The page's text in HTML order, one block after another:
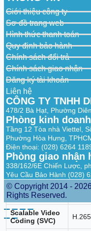
Sub-Stream
×
Third Stream
50
60
640
Video
Compression
Main
Third
Video Bit Rate 32
H.264 Type
H.265 Type Main
Bit Rate Control
Scalable Video
Coding (SVC)
Giới thiệu công ty
Sơ đồ trang web
Hình thức thanh toán
Quy định bảo hành
Chính sách đổi trả
Chính sách giao nhận
Đăng ký tài khoản
Liên hệ
CÔNG TY TNHH
478/2 Bà Hạt, Phường
Phòng kinh doanh
Tầng 12 Tòa nhà Viettel,
Phường Hòa Hưng,
Điện thoại: (028) 6264
Phòng giao nhận
338/162/6E Chiến Lược,
Yêu Cầu Bảo Hành (028)
© Copyright 2014 -
Rights Reserved.